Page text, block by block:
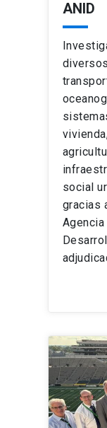
ANID
social
gracias